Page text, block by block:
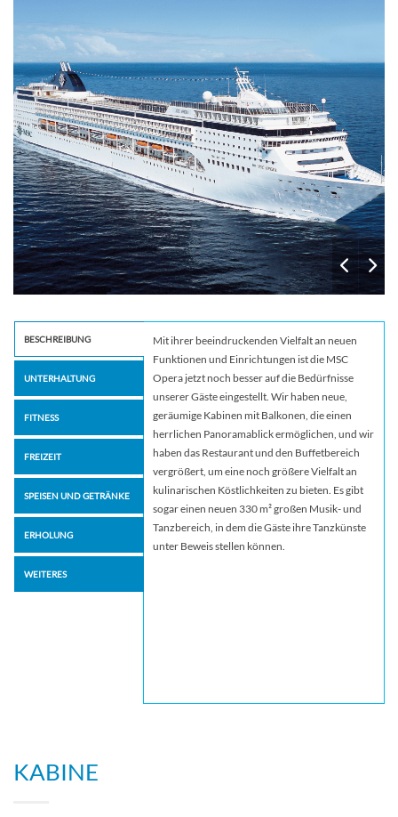
BESCHREIBUNG
UNTERHALTUNG
FITNESS
FREIZEIT
SPEISEN UND GETRÄNKE
ERHOLUNG
WEITERES
Mit ihrer beeindruckenden Vielfalt an neuen
Funktionen und Einrichtungen ist die MSC
Opera jetzt noch besser auf die Bedürfnisse
unserer Gäste eingestellt. Wir haben neue,
geräumige Kabinen mit Balkonen, die einen
herrlichen Panoramablick ermöglichen, und wir
haben das Restaurant und den Buffetbereich
vergrößert, um eine noch größere Vielfalt an
kulinarischen Köstlichkeiten zu bieten. Es gibt
sogar einen neuen 330 m² großen Musik- und
Tanzbereich, in dem die Gäste ihre Tanzkünste
unter Beweis stellen können.
KABINE